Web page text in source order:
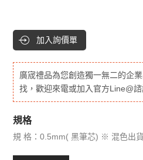
加入詢價單
廣宬禮品為您創造獨一無二的企
找，歡迎來電或加入官方Line@諮
規格
規 格：0.5mm( 黑筆芯) ※ 混色出貨